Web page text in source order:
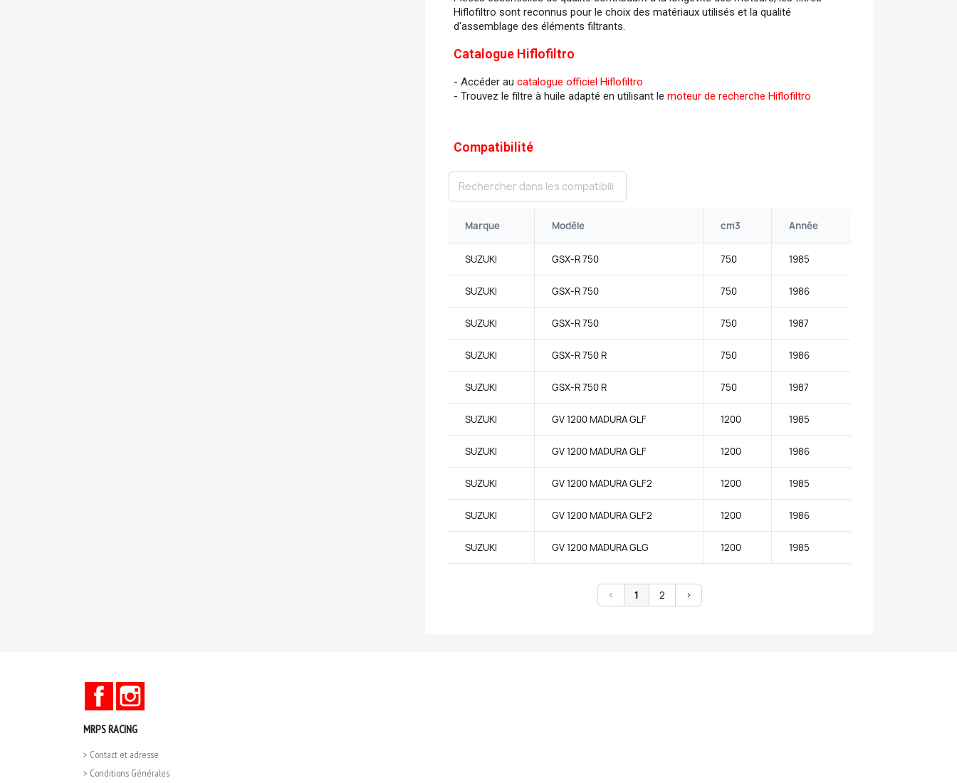
Hiflofiltro sont reconnus pour le choix des matériaux utilisés et la qualité
d'assemblage des éléments filtrants.
Catalogue Hiflofiltro
- Accéder au catalogue officiel Hiflofiltro
- Trouvez le filtre à huile adapté en utilisant le moteur de recherche Hiflofiltro
Compatibilité
Marque Modèle cm3 Année
SUZUKI GSX-R 750 750 1985
SUZUKI GSX-R 750 750 1986
SUZUKI GSX-R 750 750 1987
SUZUKI GSX-R 750 R 750 1986
SUZUKI GSX-R 750 R 750 1987
SUZUKI GV 1200 MADURA GLF 1200 1985
SUZUKI GV 1200 MADURA GLF 1200 1986
SUZUKI GV 1200 MADURA GLF2 1200 1985
SUZUKI GV 1200 MADURA GLF2 1200 1986
SUZUKI GV 1200 MADURA GLG 1200 1985
< 1 2 >
Facebook
MRPS RACING
> Contact et adresse
> Conditions Générales